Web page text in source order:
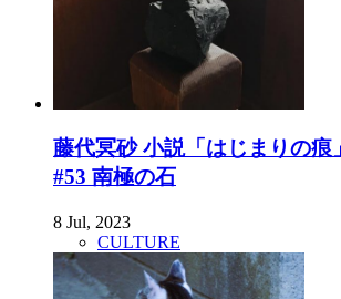
藤代冥砂 小説「はじまりの
#53 南極の石
8 Jul, 2023
CULTURE